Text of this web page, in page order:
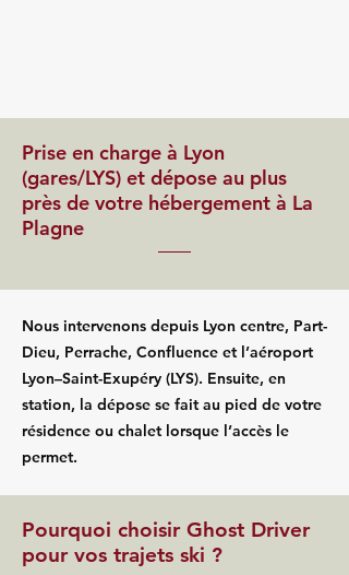
Prise en charge à Lyon
(gares/LYS) et dépose au plus
près de votre hébergement à La
Plagne
Nous intervenons depuis Lyon centre, Part-
Dieu, Perrache, Confluence et l’aéroport
Lyon–Saint-Exupéry (LYS). Ensuite, en
station, la dépose se fait au pied de votre
résidence ou chalet lorsque l’accès le
permet.
Pourquoi choisir Ghost Driver
pour vos trajets ski ?